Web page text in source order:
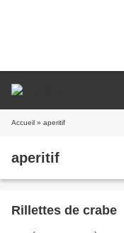
Accueil » aperitif
aperitif
Rillettes de crabe